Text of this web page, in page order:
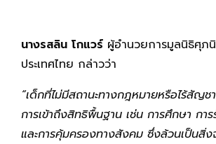
นางรสลิน โกแวร์ ผู้อำนวยการมูลนิธิศุภ
ประเทศไทย กล่าวว่า
“เด็กที่ไม่มีสถานะทางกฎหมายหรือไร้สัญ
การเข้าถึงสิทธิพื้นฐาน เช่น การศึกษา กา
และการคุ้มครองทางสังคม ซึ่งล้วนเป็นสิ่ง